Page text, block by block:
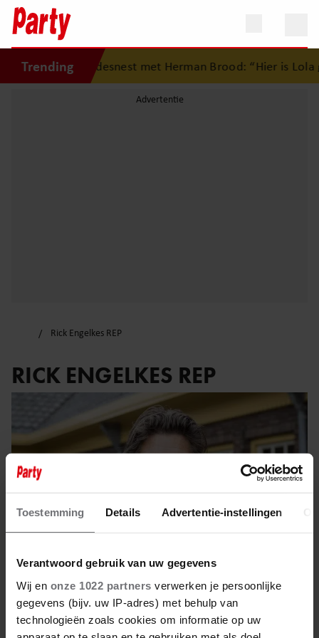
Toestemming Details Advertentie-instellingen
Verantwoord gebruik van uw gegevens
Wij en onze 1022 partners verwerken je persoonlijke
gegevens (bijv. uw IP-adres) met behulp van
technologieën zoals cookies om informatie op uw
Trending
op eerste liefdesnest met Herman Brood: “Hier is Lola
Rick Engelkes REP
RICK ENGELKES REP
21 november 2023